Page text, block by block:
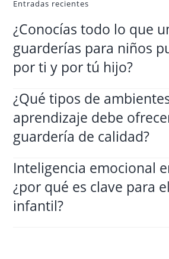
Entradas recientes
¿Conocías todo lo que
guarderías para niños
por ti y por tú hijo?
¿Qué tipos de
aprendizaje debe
guardería de calidad?
Inteligencia emocional
¿por qué es clave para
infantil?